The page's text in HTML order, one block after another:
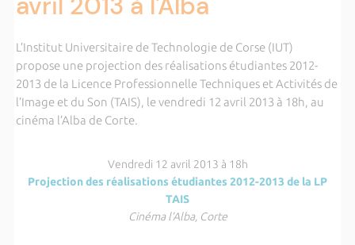
L’Institut Universitaire de Technologie de Corse (IUT)
propose une projection des réalisations étudiantes 2012-
2013 de la Licence Professionnelle Techniques et Activités de
l’Image et du Son (TAIS), le vendredi 12 avril 2013 à 18h, au
cinéma l’Alba de Corte.
Vendredi 12 avril 2013 à 18h
Projection des réalisations étudiantes 2012-2013 de la LP
TAIS
Cinéma l’Alba, Corte